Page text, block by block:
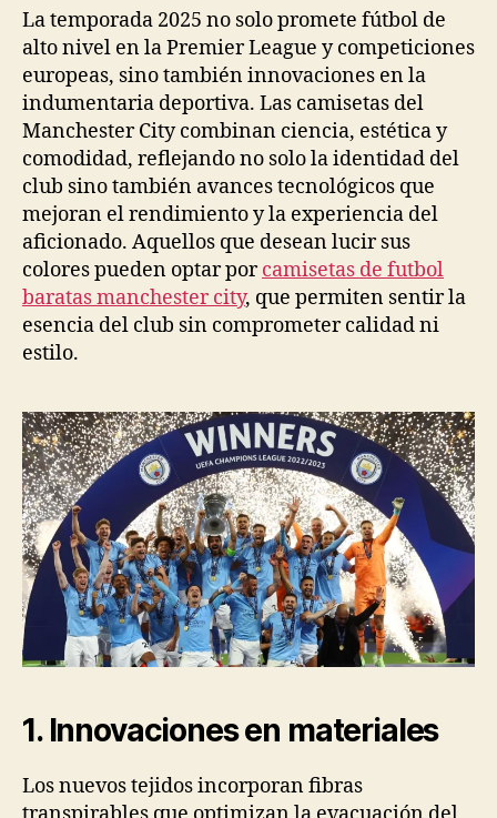
entrada
entrada
La temporada 2025 no solo promete fútbol de
alto nivel en la Premier League y competiciones
europeas, sino también innovaciones en la
indumentaria deportiva. Las camisetas del
Manchester City combinan ciencia, estética y
comodidad, reflejando no solo la identidad del
club sino también avances tecnológicos que
mejoran el rendimiento y la experiencia del
aficionado. Aquellos que desean lucir sus
colores pueden optar porcamisetas de futbol
baratas manchester city, que permiten sentir la
esencia del club sin comprometer calidad ni
estilo.
1. Innovaciones en materiales
Los nuevos tejidos incorporan fibras